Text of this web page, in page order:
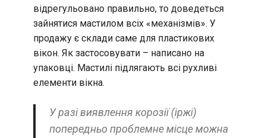
відрегульовано правильно, то доведеться
зайнятися мастилом всіх «механізмів». У
продажу є склади саме для пластикових
вікон. Як застосовувати – написано на
упаковці. Мастилі підлягають всі рухливі
елементи вікна.
У разі виявлення корозії (іржі)
попередньо проблемне місце можна